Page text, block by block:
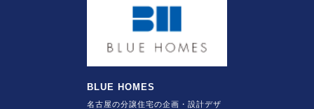
BLUE HOMES
名古屋の分譲住宅の企画・設計デザ